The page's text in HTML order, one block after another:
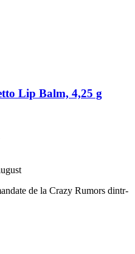
Lip Balm, 4,25 g
de la Crazy Rumors dintr-